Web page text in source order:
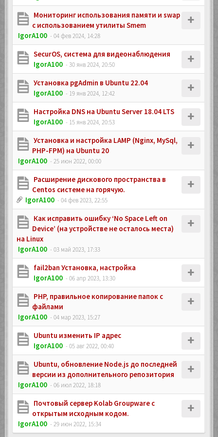
Мониторинг использования памяти и swap
с использованием утилиты Smem
IgorA100 - 04 фев 2024, 14:28
SecurOS, система для видеонаблюдения
IgorA100 - 30 янв 2024, 20:50
Установка pgAdmin в Ubuntu 22.04
IgorA100 - 19 янв 2024, 12:42
Настройка DNS на Ubuntu Server 18.04 LTS
IgorA100 - 15 янв 2024, 20:53
Установка и настройка LAMP (Nginx, MySql,
PHP-FPM) на Ubuntu 20
IgorA100 - 25 июн 2022, 00:00
Расширение дискового пространства в
Centos системе на горячую.
IgorA100 - 04 фев 2023, 22:55
Как исправить ошибку ‘No Space Left on
Device’ (на устройстве не осталось места)
на Linux
IgorA100 - 03 май 2023, 17:33
fail2ban Установка, настройка
IgorA100 - 06 апр 2023, 13:30
PHP, правильное копирование папок с
файлами
IgorA100 - 04 мар 2023, 15:27
Ubuntu изменить IP адрес
IgorA100 - 05 авг 2022, 00:40
Ubuntu, обновление Node.js до последней
версии из дополнительного репозитория
IgorA100 - 06 июл 2022, 18:18
Почтовый сервер Kolab Groupware с
открытым исходным кодом.
IgorA100 - 29 июн 2022, 15:34